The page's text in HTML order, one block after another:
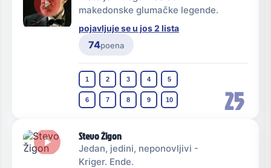
25
makedonske glumačke legende.
pojavljuje se u jos 2 lista
74poena
1 2 3 4 5
6 7 8 9 10
Stevo Žigon
Jedan, jedini, neponovljivi -
Kriger. Ende.